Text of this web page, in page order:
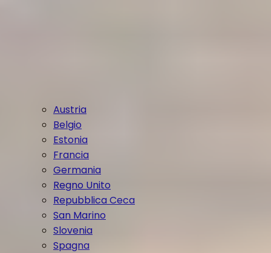
Austria
Belgio
Estonia
Francia
Germania
Regno Unito
Repubblica Ceca
San Marino
Slovenia
Spagna